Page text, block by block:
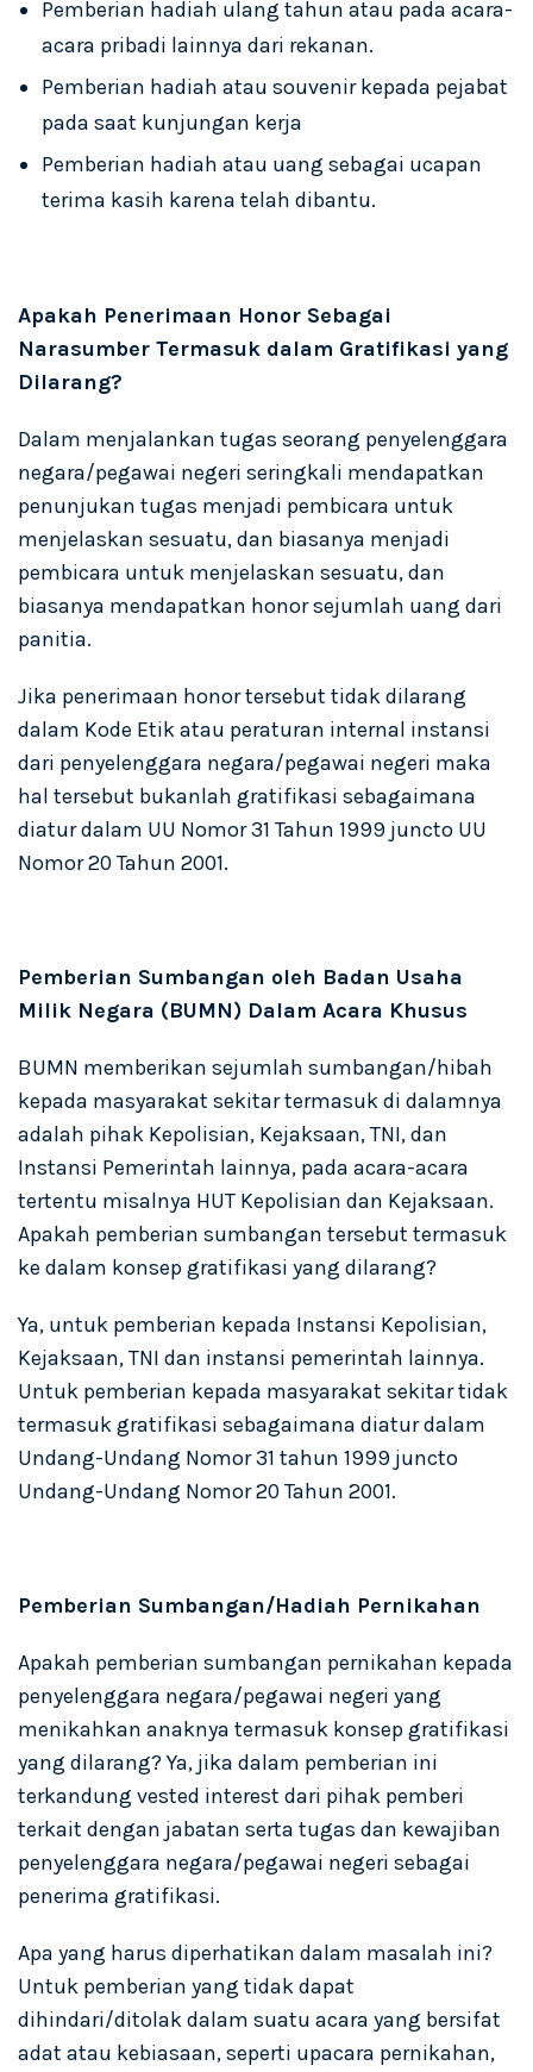
Pemberian hadiah ulang tahun atau pada acara-
acara pribadi lainnya dari rekanan.
Pemberian hadiah atau souvenir kepada pejabat
pada saat kunjungan kerja
Pemberian hadiah atau uang sebagai ucapan
terima kasih karena telah dibantu.
Apakah Penerimaan Honor Sebagai
Narasumber Termasuk dalam Gratifikasi yang
Dilarang?
Dalam menjalankan tugas seorang penyelenggara
negara/pegawai negeri seringkali mendapatkan
penunjukan tugas menjadi pembicara untuk
menjelaskan sesuatu, dan biasanya menjadi
pembicara untuk menjelaskan sesuatu, dan
biasanya mendapatkan honor sejumlah uang dari
panitia.
Jika penerimaan honor tersebut tidak dilarang
dalam Kode Etik atau peraturan internal instansi
dari penyelenggara negara/pegawai negeri maka
hal tersebut bukanlah gratifikasi sebagaimana
diatur dalam UU Nomor 31 Tahun 1999 juncto UU
Nomor 20 Tahun 2001.
Pemberian Sumbangan oleh Badan Usaha
Milik Negara (BUMN) Dalam Acara Khusus
BUMN memberikan sejumlah sumbangan/hibah
kepada masyarakat sekitar termasuk di dalamnya
adalah pihak Kepolisian, Kejaksaan, TNI, dan
Instansi Pemerintah lainnya, pada acara-acara
tertentu misalnya HUT Kepolisian dan Kejaksaan.
Apakah pemberian sumbangan tersebut termasuk
ke dalam konsep gratifikasi yang dilarang?
Ya, untuk pemberian kepada Instansi Kepolisian,
Kejaksaan, TNI dan instansi pemerintah lainnya.
Untuk pemberian kepada masyarakat sekitar tidak
termasuk gratifikasi sebagaimana diatur dalam
Undang-Undang Nomor 31 tahun 1999 juncto
Undang-Undang Nomor 20 Tahun 2001.
Pemberian Sumbangan/Hadiah Pernikahan
Apakah pemberian sumbangan pernikahan kepada
penyelenggara negara/pegawai negeri yang
menikahkan anaknya termasuk konsep gratifikasi
yang dilarang? Ya, jika dalam pemberian ini
terkandung vested interest dari pihak pemberi
terkait dengan jabatan serta tugas dan kewajiban
penyelenggara negara/pegawai negeri sebagai
penerima gratifikasi.
Apa yang harus diperhatikan dalam masalah ini?
Untuk pemberian yang tidak dapat
dihindari/ditolak dalam suatu acara yang bersifat
adat atau kebiasaan, seperti upacara pernikahan,